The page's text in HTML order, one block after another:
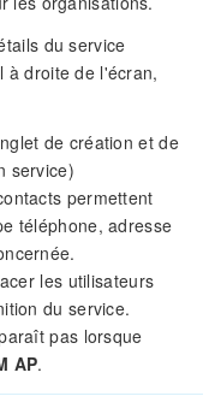
du service
à droite de l'écran,
de création et de
service)
permettent
téléphone, adresse
les utilisateurs
du service.
pas lorsque
AP.